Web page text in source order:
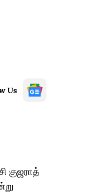
Us
குஜராத்